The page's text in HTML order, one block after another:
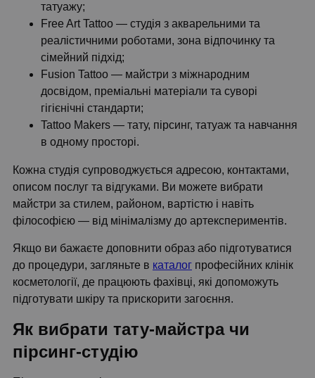
татуажу;
Free Art Tattoo — студія з акварельними та
реалістичними роботами, зона відпочинку та
сімейний підхід;
Fusion Tattoo — майстри з міжнародним
досвідом, преміальні матеріали та суворі
гігієнічні стандарти;
Tattoo Makers — тату, пірсинг, татуаж та навчання
в одному просторі.
Кожна студія супроводжується адресою, контактами,
описом послуг та відгуками. Ви можете вибрати
майстри за стилем, районом, вартістю і навіть
філософією — від мінімалізму до артекспериментів.
Якщо ви бажаєте доповнити образ або підготуватися
до процедури, загляньте в каталог професійних клінік
косметології, де працюють фахівці, які допоможуть
підготувати шкіру та прискорити загоєння.
Як вибрати тату-майстра чи
пірсинг-студію